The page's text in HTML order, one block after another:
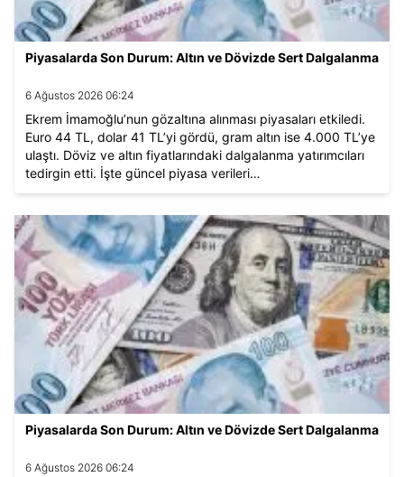
Piyasalarda Son Durum: Altın ve Dövizde Sert Dalgalanma
6 Ağustos 2026 06:24
Ekrem İmamoğlu’nun gözaltına alınması piyasaları etkiledi.
Euro 44 TL, dolar 41 TL’yi gördü, gram altın ise 4.000 TL’ye
ulaştı. Döviz ve altın fiyatlarındaki dalgalanma yatırımcıları
tedirgin etti. İşte güncel piyasa verileri…
Piyasalarda Son Durum: Altın ve Dövizde Sert Dalgalanma
6 Ağustos 2026 06:24